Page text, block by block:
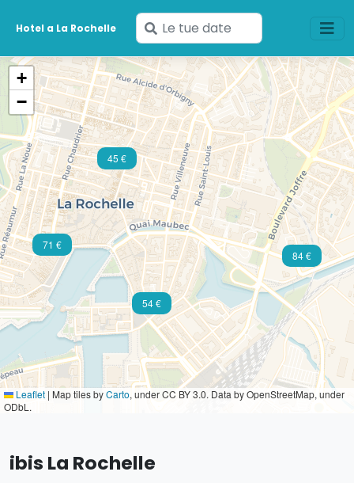
Hotel a La Rochelle
Inserisci
le
tue
date
45 €
54 €
71 €
84 €
+
−
Leaflet | Map tiles byCarto, under CC BY 3.0. Data by OpenStreetMap, under
ODbL.
ibis La Rochelle